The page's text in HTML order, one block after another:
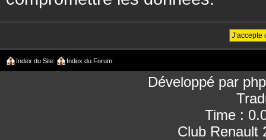
Index du Site Index du Forum
Développé par
Time :
Club Renault